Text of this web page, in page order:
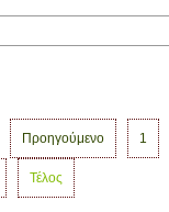
Προηγούμενο 1
Τέλος